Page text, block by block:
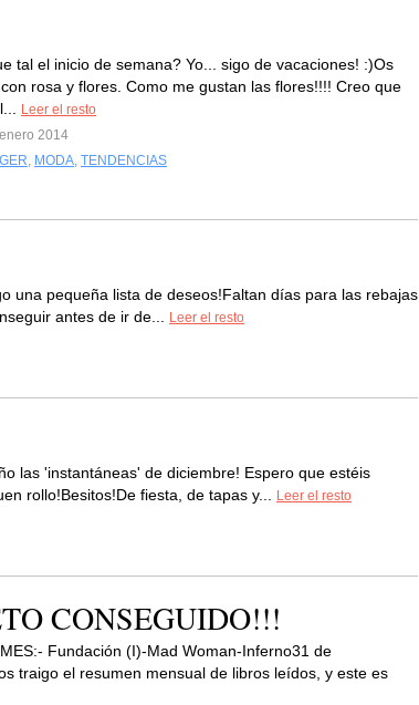
tal el inicio de semana? Yo... sigo de vacaciones! :)Os
rosa y flores. Como me gustan las flores!!!! Creo que
Leer el resto
2014
, MODA, TENDENCIAS
una pequeña lista de deseos!Faltan días para las rebajas
antes de ir de...
Leer el resto
las 'instantáneas' de diciembre! Espero que estéis
rollo!Besitos!De fiesta, de tapas y...
Leer el resto
CONSEGUIDO!!!
Fundación (I)-Mad Woman-Inferno31 de
traigo el resumen mensual de libros leídos, y este es